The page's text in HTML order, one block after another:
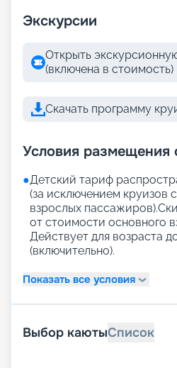
Экскурсии
Открыть
(включена в стоимость)
Скачать программу
Условия размещения
●Детский тариф
(за исключением круизов
взрослых
от стоимости основного
Действует для возраста
(включительно).
Показать все условия
Выбор каютыСписок